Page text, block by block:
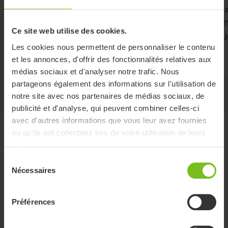
Ce site web utilise des cookies.
Les cookies nous permettent de personnaliser le contenu
et les annonces, d'offrir des fonctionnalités relatives aux
médias sociaux et d'analyser notre trafic. Nous
partageons également des informations sur l'utilisation de
notre site avec nos partenaires de médias sociaux, de
publicité et d'analyse, qui peuvent combiner celles-ci
avec d'autres informations que vous leur avez fournies
ou qu'ils ont collectées lors de votre utilisation de leurs
Nécessaires
Préférences
Grande étiquette lisible avec des informations
facile d’ajouter le nom de l’utilisateur, ce qui garantit
une utilisation sûre
Lire la suite
Documents